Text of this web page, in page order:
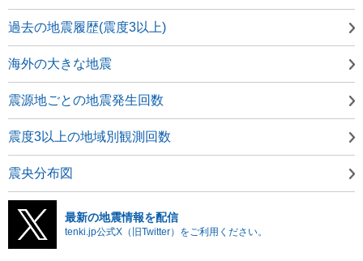
過去の地震履歴(震度3以上)
海外の大きな地震
震源地ごとの地震発生回数
震度3以上の地域別観測回数
震央分布図
最新の地震情報を配信
tenki.jp公式X（旧Twitter）をご利用ください。